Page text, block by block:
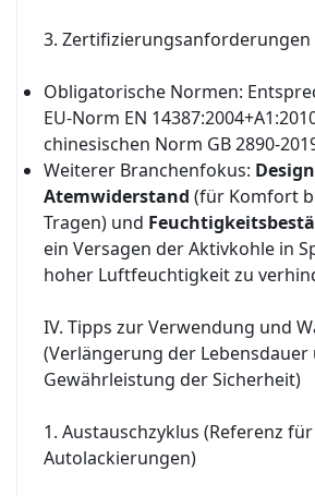
3. Zertifizierungsanforderungen
Obligatorische Normen:
EU-Norm EN
chinesischen Norm GB 2890-
Weiterer Branchenfokus:
Atemwiderstand (für Komfort
Tragen) und
ein Versagen der Aktivkohle in
hoher Luftfeuchtigkeit zu
IV. Tipps zur Verwendung und
(Verlängerung der Lebensdauer
Gewährleistung der Sicherheit)
1. Austauschzyklus (Referenz für
Autolackierungen)